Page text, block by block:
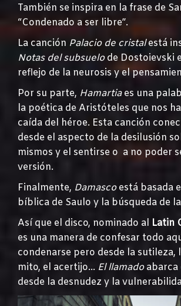
También se inspira en la frase de
“Condenado a ser libre”.
La canción Palacio de cristalestá
Notas del subsuelode Dostoievski
reflejo de la neurosis y el
Por su parte, Hamartiaes una
la poética de Aristóteles que nos
caída del héroe. Esta canción
desde el aspecto de la desilusión
mismos y el sentirse o a no poder
versión.
Finalmente, Damascoestá basada
bíblica de Saulo y la búsqueda de
Así que el disco, nominado al Latin
es una manera de confesar todo
condenarse pero desde la sutileza,
mito, el acertijo… El llamadoabarca
desde la desnudez y la